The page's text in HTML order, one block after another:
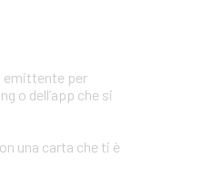
emittente per
o dell’app che si
una carta che ti è